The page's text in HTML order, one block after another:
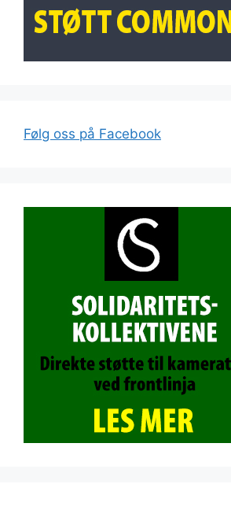
Følg oss på Facebook